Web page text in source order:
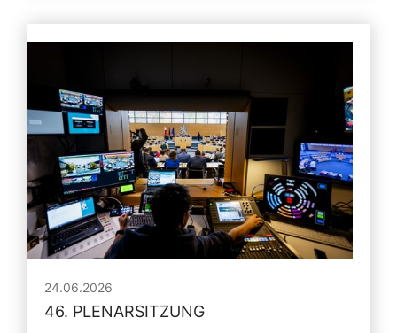
24.06.2026
46. PLENARSITZUNG